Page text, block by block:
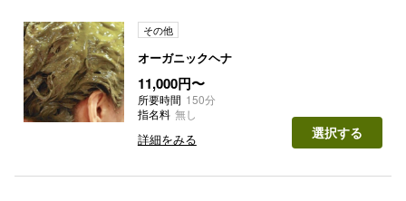
その他
オーガニックヘナ
11,000円〜
所要時間 150分
指名料 無し
詳細をみる 選択する